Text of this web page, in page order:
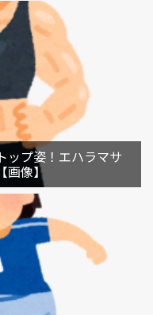
ップ姿！エハラマサ
画像】